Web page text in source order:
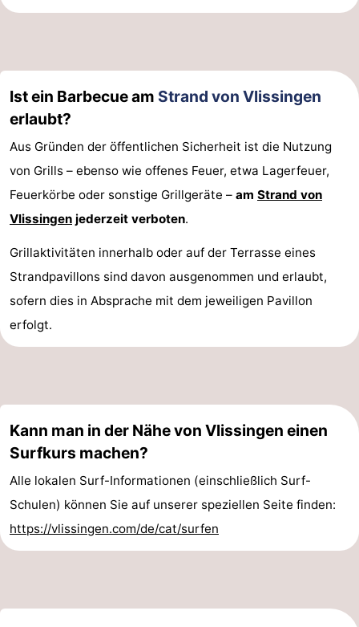
Ist ein Barbecue am Strand von Vlissingen
erlaubt?
Aus Gründen der öffentlichen Sicherheit ist die Nutzung
von Grills – ebenso wie offenes Feuer, etwa Lagerfeuer,
Feuerkörbe oder sonstige Grillgeräte – am Strand von
Vlissingen jederzeit verboten.
Grillaktivitäten innerhalb oder auf der Terrasse eines
Strandpavillons sind davon ausgenommen und erlaubt,
sofern dies in Absprache mit dem jeweiligen Pavillon
erfolgt.
Kann man in der Nähe von Vlissingen einen
Surfkurs machen?
Alle lokalen Surf-Informationen (einschließlich Surf-
Schulen) können Sie auf unserer speziellen Seite finden:
https://vlissingen.com/de/cat/surfen